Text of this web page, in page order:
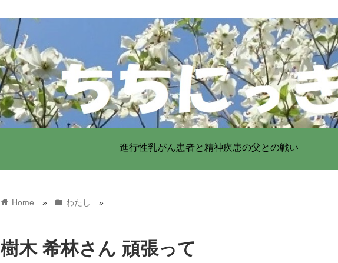
進行性乳がん患者と精神疾患の父との戦い
home Home » folder わたし »
樹木 希林さん 頑張って